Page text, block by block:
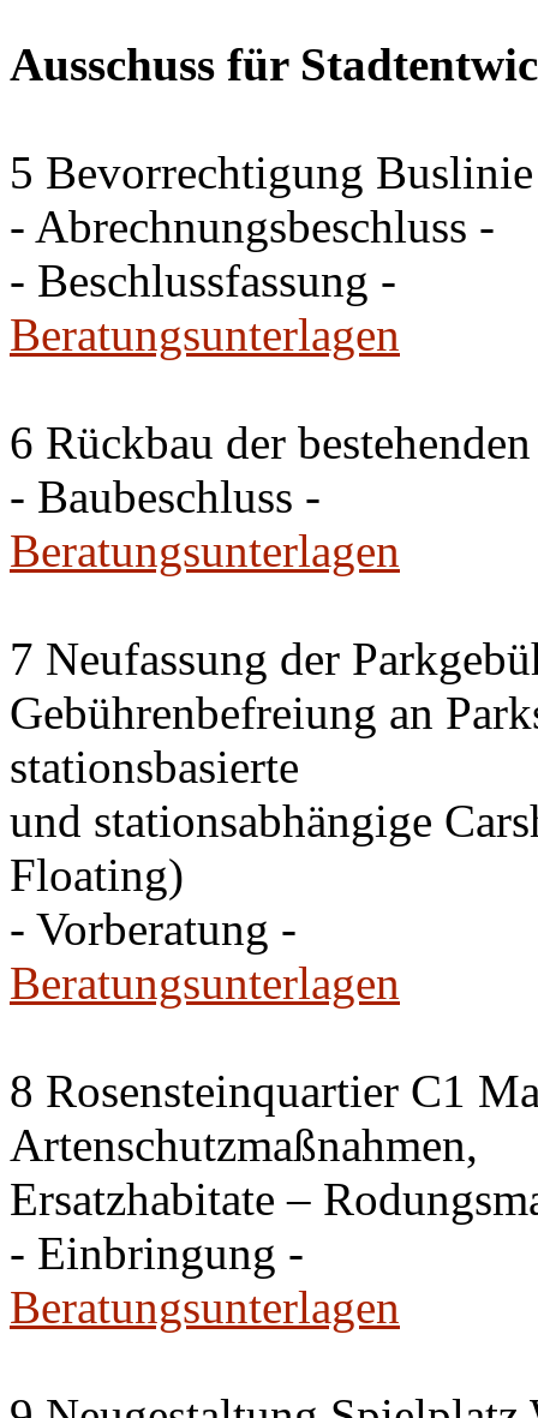
Ausschuss für
5 Bevorrechtigung
- Abrechnungsbeschluss -
- Beschlussfassung -
Beratungsunterlagen
6 Rückbau der
- Baubeschluss -
Beratungsunterlagen
7 Neufassung der
Gebührenbefreiung an
stationsbasierte
und stationsabhängige
Floating)
- Vorberatung -
Beratungsunterlagen
8 Rosensteinquartier C1
Artenschutzmaßnahmen,
Ersatzhabitate –
- Einbringung -
Beratungsunterlagen